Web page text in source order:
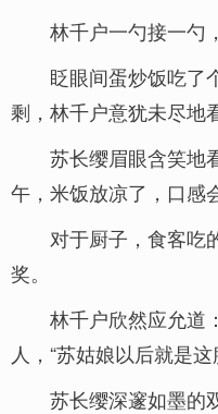
林千户一勺接一勺
眨眼间蛋炒饭吃了
剩，林千户意犹未尽地
苏长缨眉眼含笑地
午，米饭放凉了，口感
对于厨子，食客吃
奖。
林千户欣然应允道
人，“苏姑娘以后就是
苏长缨深邃如墨的